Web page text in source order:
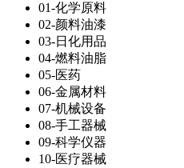
01-化学原料
02-颜料油漆
03-日化用品
04-燃料油脂
05-医药
06-金属材料
07-机械设备
08-手工器械
09-科学仪器
10-医疗器械